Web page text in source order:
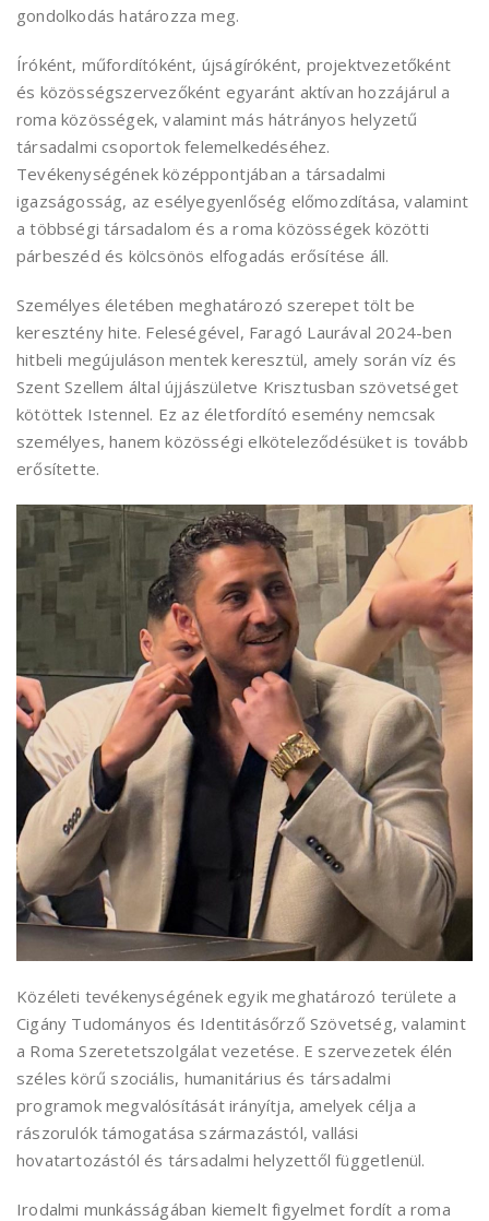
gondolkodás határozza meg.
Íróként, műfordítóként, újságíróként, projektvezetőként
és közösségszervezőként egyaránt aktívan hozzájárul a
roma közösségek, valamint más hátrányos helyzetű
társadalmi csoportok felemelkedéséhez.
Tevékenységének középpontjában a társadalmi
igazságosság, az esélyegyenlőség előmozdítása, valamint
a többségi társadalom és a roma közösségek közötti
párbeszéd és kölcsönös elfogadás erősítése áll.
Személyes életében meghatározó szerepet tölt be
keresztény hite. Feleségével, Faragó Laurával 2024-ben
hitbeli megújuláson mentek keresztül, amely során víz és
Szent Szellem által újjászületve Krisztusban szövetséget
kötöttek Istennel. Ez az életfordító esemény nemcsak
személyes, hanem közösségi elköteleződésüket is tovább
erősítette.
Közéleti tevékenységének egyik meghatározó területe a
Cigány Tudományos és Identitásőrző Szövetség, valamint
a Roma Szeretetszolgálat vezetése. E szervezetek élén
széles körű szociális, humanitárius és társadalmi
programok megvalósítását irányítja, amelyek célja a
rászorulók támogatása származástól, vallási
hovatartozástól és társadalmi helyzettől függetlenül.
Irodalmi munkásságában kiemelt figyelmet fordít a roma